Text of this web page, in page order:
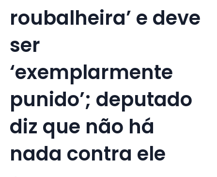
roubalheira’ e deve
ser
‘exemplarmente
punido’; deputado
diz que não há
nada contra ele